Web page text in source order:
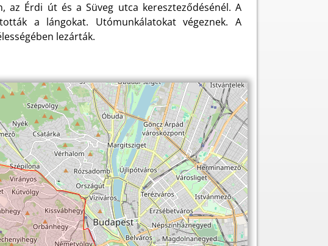
az Érdi út és a Süveg utca kereszteződésénél. A
a lángokat. Utómunkálatokat végeznek. A
lezárták.